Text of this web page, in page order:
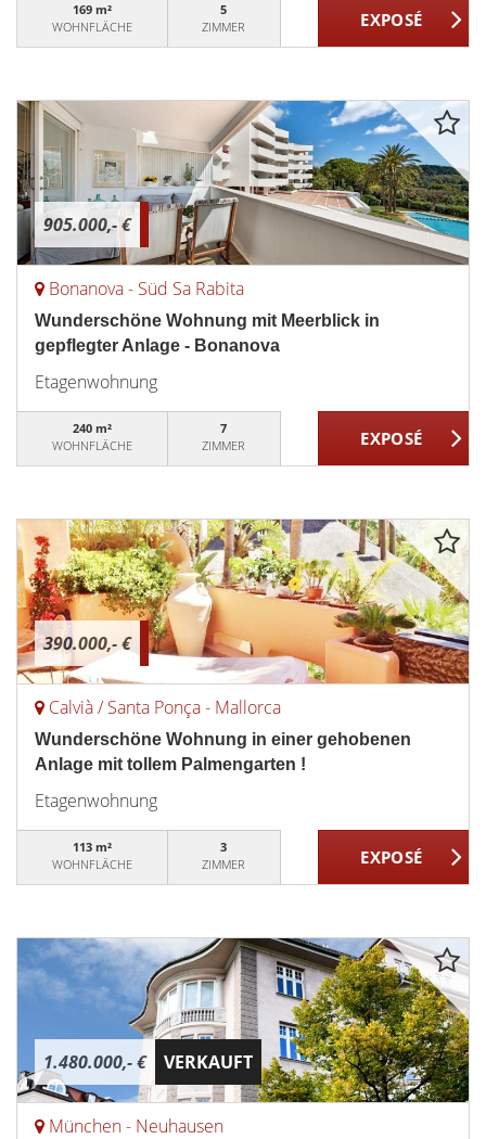
169 m²
WOHNFLÄCHE
5
ZIMMER
905.000,- €
Bonanova - Süd Sa Rabita
Wunderschöne Wohnung mit Meerblick in
gepflegter Anlage - Bonanova
Etagenwohnung
240 m²
WOHNFLÄCHE
7
ZIMMER
390.000,- €
Calvià / Santa Ponça - Mallorca
Wunderschöne Wohnung in einer gehobenen
Anlage mit tollem Palmengarten !
Etagenwohnung
113 m²
WOHNFLÄCHE
3
ZIMMER
1.480.000,- € VERKAUFT
München - Neuhausen